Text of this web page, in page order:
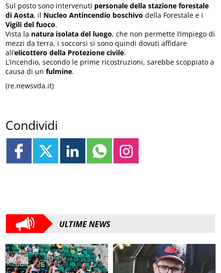
Sul posto sono intervenuti personale della stazione forestale
di Aosta, il Nucleo Antincendio boschivo della Forestale e i
Vigili del fuoco.
Vista la natura isolata del luogo, che non permette l’impiego di
mezzi da terra, i soccorsi si sono quindi dovuti affidare
all’elicottero della Protezione civile.
L’incendio, secondo le prime ricostruzioni, sarebbe scoppiato a
causa di unfulmine.
(re.newsvda.it)
Condividi
ULTIME NEWS